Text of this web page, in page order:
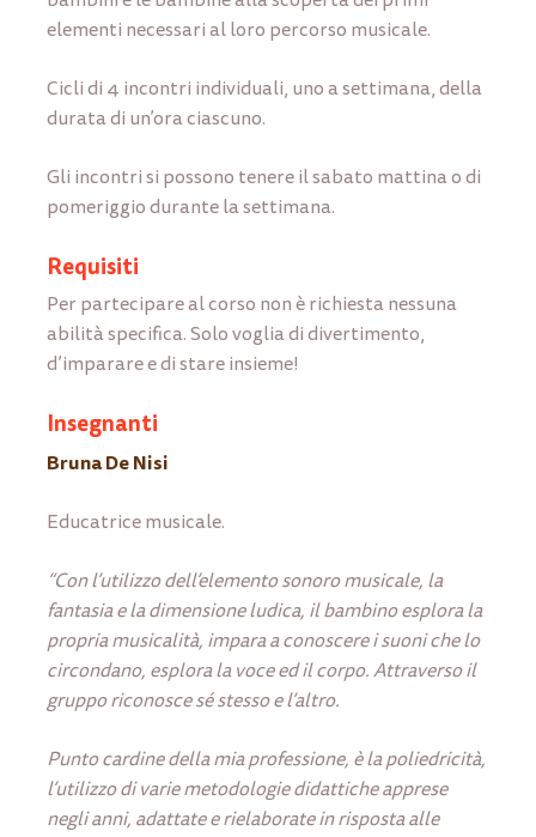
elementi necessari al loro percorso musicale.
Cicli di 4 incontri individuali, uno a settimana, della
durata di un’ora ciascuno.
Gli incontri si possono tenere il sabato mattina o di
pomeriggio durante la settimana.
Requisiti
Per partecipare al corso non è richiesta nessuna
abilità specifica. Solo voglia di divertimento,
d’imparare e di stare insieme!
Insegnanti
Bruna De Nisi
Educatrice musicale.
“Con l’utilizzo dell’elemento sonoro musicale, la
fantasia e la dimensione ludica, il bambino esplora la
propria musicalità, impara a conoscere i suoni che lo
circondano, esplora la voce ed il corpo. Attraverso il
gruppo riconosce sé stesso e l’altro.
Punto cardine della mia professione, è la poliedricità,
l’utilizzo di varie metodologie didattiche apprese
negli anni, adattate e rielaborate in risposta alle